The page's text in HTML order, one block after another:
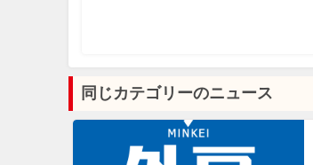
同じカテゴリーのニュース